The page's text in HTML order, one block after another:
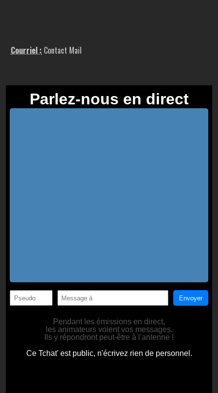
Courriel : Contact Mail